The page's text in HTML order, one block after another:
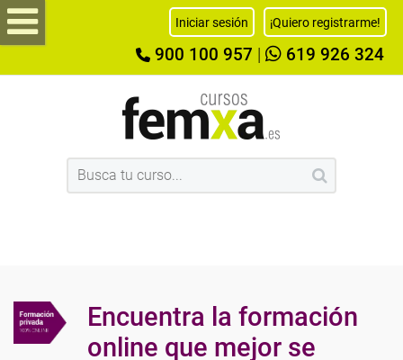
Iniciar sesión ¡Quiero registrarme!
900 100 957 619 926 324
Encuentra la formación
online que mejor se